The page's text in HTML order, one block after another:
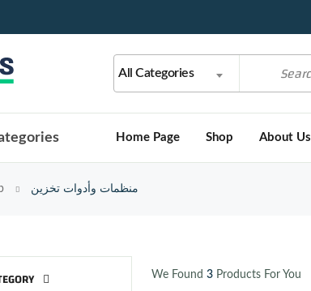
All Categories
Home Page Shop About Us
منظمات وأدوات تخزين
We Found 3 Products For You